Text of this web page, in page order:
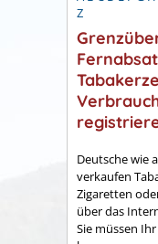
Z
Deutsche wie
verkaufen
Zigaretten
über das
Sie müssen